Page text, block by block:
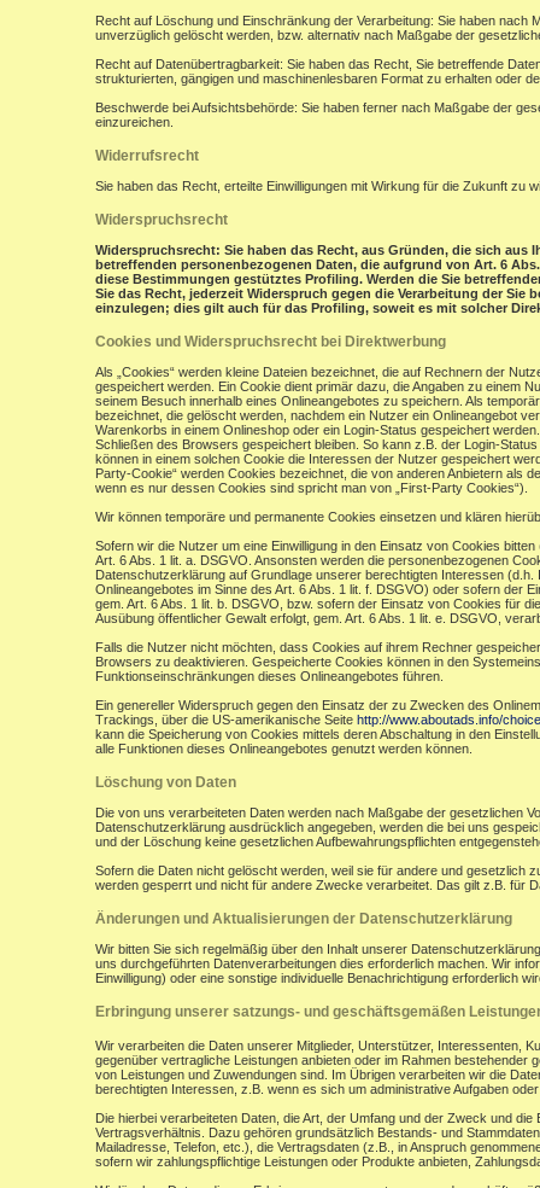
Recht auf Löschung und Einschränkung der Verarbeitung: Sie haben
unverzüglich gelöscht werden, bzw. alternativ nach Maßgabe der
Recht auf Datenübertragbarkeit: Sie haben das Recht, Sie betreffende
strukturierten, gängigen und maschinenlesbaren Format zu erhalten oder
Beschwerde bei Aufsichtsbehörde: Sie haben ferner nach Maßgabe der
einzureichen.
Widerrufsrecht
Sie haben das Recht, erteilte Einwilligungen mit Wirkung für die Zukunft zu
Widerspruchsrecht
Widerspruchsrecht: Sie haben das Recht, aus Gründen, die sich aus
betreffenden personenbezogenen Daten, die aufgrund von Art. 6
diese Bestimmungen gestütztes Profiling. Werden die Sie
Sie das Recht, jederzeit Widerspruch gegen die Verarbeitung der
einzulegen; dies gilt auch für das Profiling, soweit es mit solcher
Cookies und Widerspruchsrecht bei Direktwerbung
Als „Cookies“ werden kleine Dateien bezeichnet, die auf Rechnern der
gespeichert werden. Ein Cookie dient primär dazu, die Angaben zu einem
seinem Besuch innerhalb eines Onlineangebotes zu speichern. Als
bezeichnet, die gelöscht werden, nachdem ein Nutzer ein Onlineangebot
Warenkorbs in einem Onlineshop oder ein Login-Status gespeichert
Schließen des Browsers gespeichert bleiben. So kann z.B. der Login-
können in einem solchen Cookie die Interessen der Nutzer gespeichert
Party-Cookie“ werden Cookies bezeichnet, die von anderen Anbietern als
wenn es nur dessen Cookies sind spricht man von „First-Party Cookies“).
Wir können temporäre und permanente Cookies einsetzen und klären
Sofern wir die Nutzer um eine Einwilligung in den Einsatz von Cookies
Art. 6 Abs. 1 lit. a. DSGVO. Ansonsten werden die personenbezogenen
Datenschutzerklärung auf Grundlage unserer berechtigten Interessen
Onlineangebotes im Sinne des Art. 6 Abs. 1 lit. f. DSGVO) oder sofern der
gem. Art. 6 Abs. 1 lit. b. DSGVO, bzw. sofern der Einsatz von Cookies für
Ausübung öffentlicher Gewalt erfolgt, gem. Art. 6 Abs. 1 lit. e. DSGVO,
Falls die Nutzer nicht möchten, dass Cookies auf ihrem Rechner
Browsers zu deaktivieren. Gespeicherte Cookies können in den
Funktionseinschränkungen dieses Onlineangebotes führen.
Ein genereller Widerspruch gegen den Einsatz der zu Zwecken des
Trackings, über die US-amerikanische Seite http://www.aboutads.info/
kann die Speicherung von Cookies mittels deren Abschaltung in den
alle Funktionen dieses Onlineangebotes genutzt werden können.
Löschung von Daten
Die von uns verarbeiteten Daten werden nach Maßgabe der gesetzlichen
Datenschutzerklärung ausdrücklich angegeben, werden die bei uns
und der Löschung keine gesetzlichen Aufbewahrungspflichten
Sofern die Daten nicht gelöscht werden, weil sie für andere und gesetzlich
werden gesperrt und nicht für andere Zwecke verarbeitet. Das gilt z.B. für
Änderungen und Aktualisierungen der Datenschutzerklärung
Wir bitten Sie sich regelmäßig über den Inhalt unserer
uns durchgeführten Datenverarbeitungen dies erforderlich machen. Wir
Einwilligung) oder eine sonstige individuelle Benachrichtigung erforderlich
Erbringung unserer satzungs- und geschäftsgemäßen
Wir verarbeiten die Daten unserer Mitglieder, Unterstützer, Interessenten,
gegenüber vertragliche Leistungen anbieten oder im Rahmen
von Leistungen und Zuwendungen sind. Im Übrigen verarbeiten wir die
berechtigten Interessen, z.B. wenn es sich um administrative Aufgaben
Die hierbei verarbeiteten Daten, die Art, der Umfang und der Zweck und
Vertragsverhältnis. Dazu gehören grundsätzlich Bestands- und
Mailadresse, Telefon, etc.), die Vertragsdaten (z.B., in Anspruch
sofern wir zahlungspflichtige Leistungen oder Produkte anbieten,